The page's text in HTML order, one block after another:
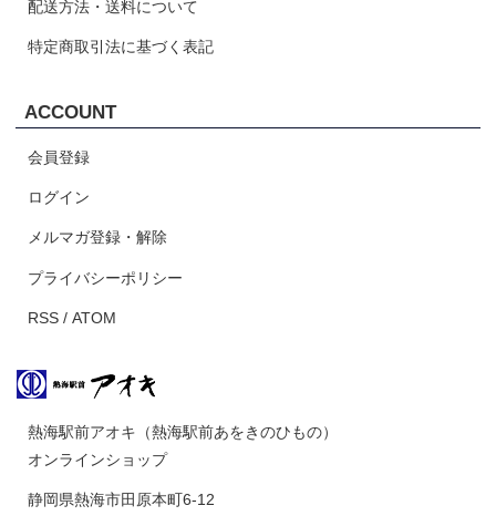
熱海駅前アオキ（熱海駅前あをきのひもの）
オンラインショップ
静岡県熱海市田原本町6-12
配送方法・送料について
特定商取引法に基づく表記
ACCOUNT
会員登録
ログイン
メルマガ登録・解除
プライバシーポリシー
RSS /ATOM